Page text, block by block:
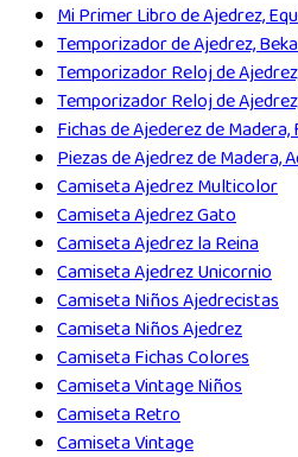
Mi Primer Libro de Ajedrez,
Temporizador de Ajedrez,
Temporizador Reloj de
Temporizador Reloj de
Fichas de Ajederez de
Piezas de Ajedrez de Madera,
Camiseta Ajedrez Multicolor
Camiseta Ajedrez Gato
Camiseta Ajedrez la Reina
Camiseta Ajedrez Unicornio
Camiseta Niños Ajedrecistas
Camiseta Niños Ajedrez
Camiseta Fichas Colores
Camiseta Vintage Niños
Camiseta Retro
Camiseta Vintage